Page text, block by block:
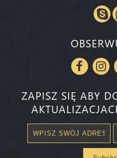
ZAPISZ SIĘ ABY